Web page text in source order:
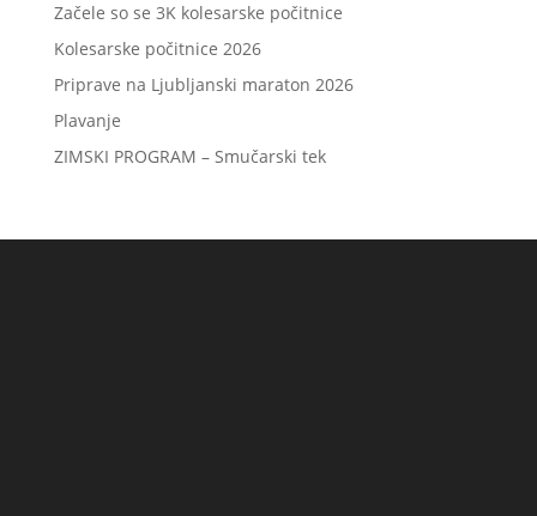
Začele so se 3K kolesarske počitnice
Kolesarske počitnice 2026
Priprave na Ljubljanski maraton 2026
Plavanje
ZIMSKI PROGRAM – Smučarski tek